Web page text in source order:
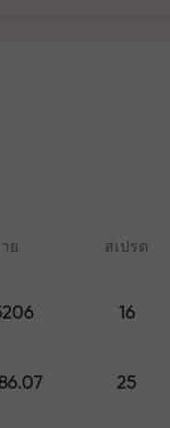
หล
ตัว
ย สเปรด
16
25
หรับทุก